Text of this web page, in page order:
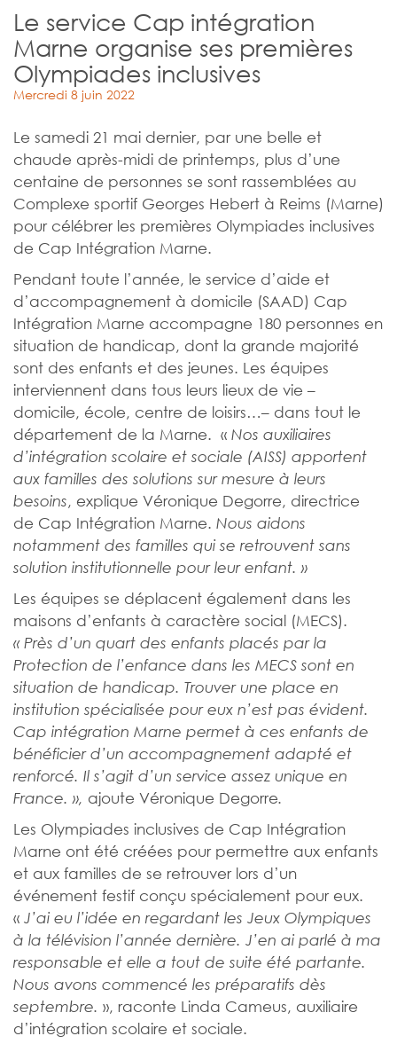
Le service Cap intégration
Marne organise ses premières
Olympiades inclusives
Mercredi 8 juin 2022
Le samedi 21 mai dernier, par une belle et
chaude après-midi de printemps, plus d’une
centaine de personnes se sont rassemblées au
Complexe sportif Georges Hebert à Reims (Marne)
pour célébrer les premières Olympiades inclusives
de Cap Intégration Marne.
Pendant toute l’année, le service d’aide et
d’accompagnement à domicile (SAAD) Cap
Intégration Marne accompagne 180 personnes en
situation de handicap, dont la grande majorité
sont des enfants et des jeunes. Les équipes
interviennent dans tous leurs lieux de vie –
domicile, école, centre de loisirs…– dans tout le
département de la Marne. « Nos auxiliaires
d’intégration scolaire et sociale (AISS) apportent
aux familles des solutions sur mesure à leurs
besoins, explique Véronique Degorre, directrice
de Cap Intégration Marne. Nous aidons
notamment des familles qui se retrouvent sans
solution institutionnelle pour leur enfant. »
Les équipes se déplacent également dans les
maisons d’enfants à caractère social (MECS).
« Près d’un quart des enfants placés par la
Protection de l’enfance dans les MECS sont en
situation de handicap. Trouver une place en
institution spécialisée pour eux n’est pas évident.
Cap intégration Marne permet à ces enfants de
bénéficier d’un accompagnement adapté et
renforcé. Il s’agit d’un service assez unique en
France. », ajoute Véronique Degorre.
Les Olympiades inclusives de Cap Intégration
Marne ont été créées pour permettre aux enfants
et aux familles de se retrouver lors d’un
événement festif conçu spécialement pour eux.
« J’ai eu l’idée en regardant les Jeux Olympiques
à la télévision l’année dernière. J’en ai parlé à ma
responsable et elle a tout de suite été partante.
Nous avons commencé les préparatifs dès
septembre. », raconte Linda Cameus, auxiliaire
d’intégration scolaire et sociale.